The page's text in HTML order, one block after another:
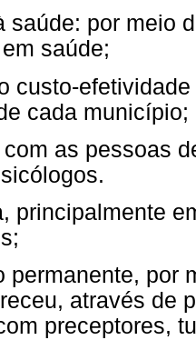
saúde: por meio
saúde;
custo-
cada município;
as pessoas
principalmente
permanente, por
através de
preceptores,